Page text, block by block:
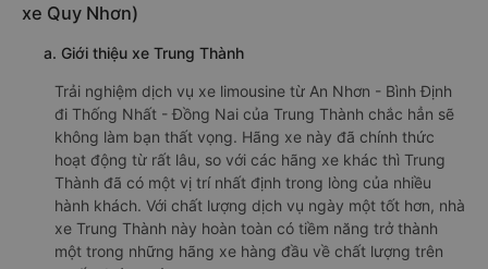
xe Quy Nhơn)
a. Giới thiệu xe Trung Thành
Trải nghiệm dịch vụ xe limousine từ An Nhơn - Bình Định
đi Thống Nhất - Đồng Nai của Trung Thành chắc hẳn sẽ
không làm bạn thất vọng. Hãng xe này đã chính thức
hoạt động từ rất lâu, so với các hãng xe khác thì Trung
Thành đã có một vị trí nhất định trong lòng của nhiều
hành khách. Với chất lượng dịch vụ ngày một tốt hơn, nhà
xe Trung Thành này hoàn toàn có tiềm năng trở thành
một trong những hãng xe hàng đầu về chất lượng trên